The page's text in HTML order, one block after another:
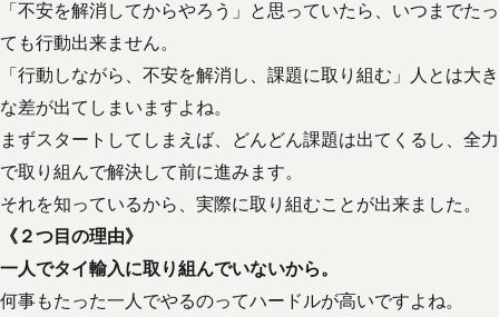
「不安を解消してからやろう」と思っていたら、いつまでたっ
ても行動出来ません。
「行動しながら、不安を解消し、課題に取り組む」人とは大き
な差が出てしまいますよね。
まずスタートしてしまえば、どんどん課題は出てくるし、全力
で取り組んで解決して前に進みます。
それを知っているから、実際に取り組むことが出来ました。
《２つ目の理由》
一人でタイ輸入に取り組んでいないから。
何事もたった一人でやるのってハードルが高いですよね。